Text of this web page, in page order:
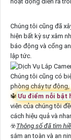
Chúng tôi cũng đã
hiện bất kỳ sự xâm
báo động và cổng
lập tức.
Chúng tôi cũng có
phòng cháy tự
🔱 Ưu điểm nỗi bật
viên của chúng tôi
cách hiệu quả và
☣️Thông số đã tìm
sắm an toàn và an